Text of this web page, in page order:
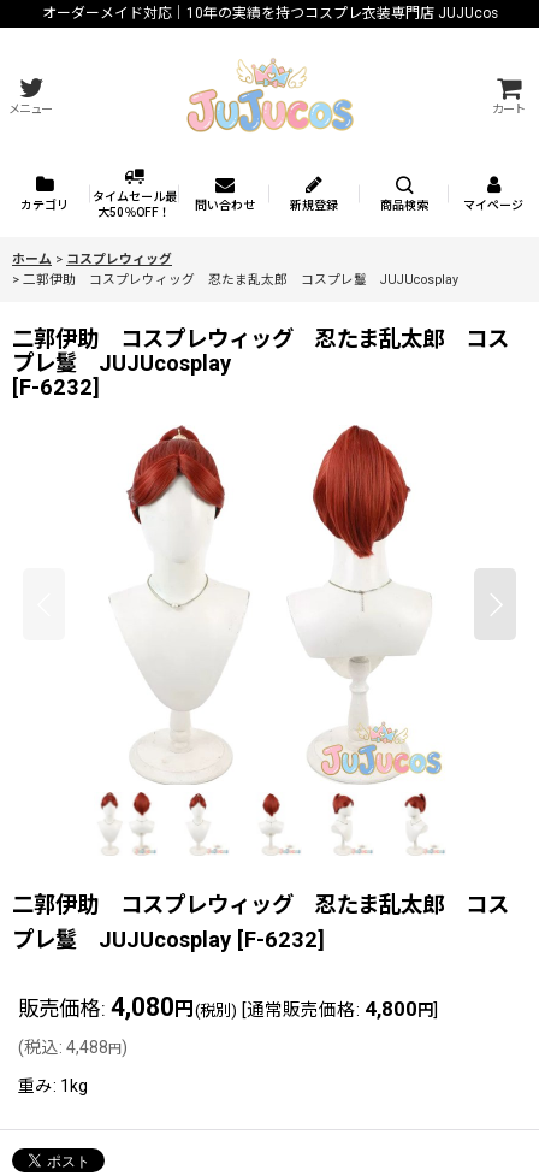
オーダーメイド対応｜10年の実績を持つコスプレ衣装専門店 JUJUcos
メニュー カート
カテゴリ
タイムセール最
大50％OFF！
問い合わせ 新規登録 商品検索 マイページ
ホーム > コスプレウィッグ
> 二郭伊助 コスプレウィッグ 忍たま乱太郎 コスプレ鬘 JUJUcosplay
二郭伊助 コスプレウィッグ 忍たま乱太郎 コス
プレ鬘 JUJUcosplay
[F-6232]
二郭伊助 コスプレウィッグ 忍たま乱太郎 コス
プレ鬘 JUJUcosplay [F-6232]
販売価格: 4,080 円 (税別) [通常販売価格: 4,800 円]
(税込: 4,488円)
重み: 1kg